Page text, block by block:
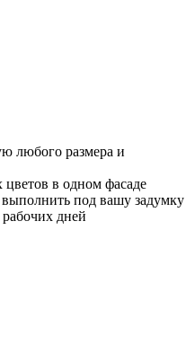
любого размера и
в одном фасаде
под вашу задумку
рабочих дней